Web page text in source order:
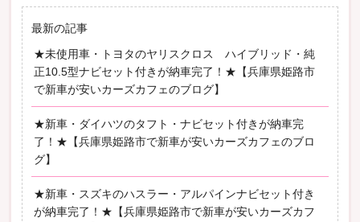
最新の記事
★未使用車・トヨタのヤリスクロス ハイブリッド・純
正10.5型ナビセット付きが納車完了！★【兵庫県姫路市
で新車が安いカーズカフェのブログ】
★新車・ダイハツのタフト・ナビセット付きが納車完
了！★【兵庫県姫路市で新車が安いカーズカフェのブロ
グ】
★新車・スズキのハスラー・アルパインナビセット付き
が納車完了！★【兵庫県姫路市で新車が安いカーズカフ